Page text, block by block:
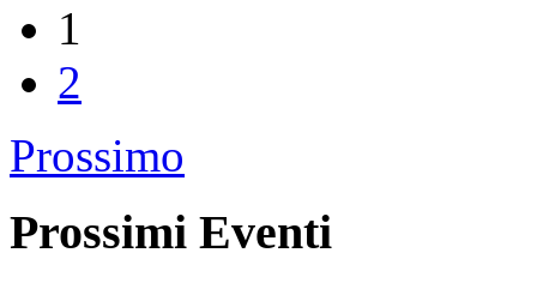
1
2
Prossimo
Prossimi Eventi